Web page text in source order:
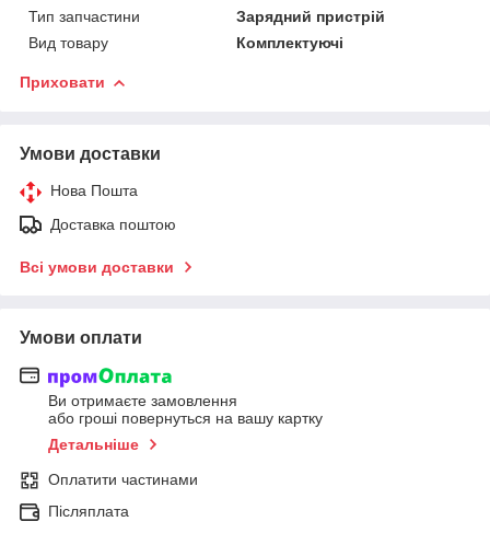
Тип запчастини
Зарядний пристрій
Вид товару
Комплектуючі
Приховати
Умови доставки
Нова Пошта
Доставка поштою
Всі умови доставки
Умови оплати
Ви отримаєте замовлення
або гроші повернуться на вашу картку
Детальніше
Оплатити частинами
Післяплата